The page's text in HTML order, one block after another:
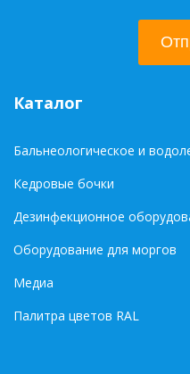
Каталог
Бальнеологическое и
Кедровые бочки
Дезинфекционное
Оборудование для моргов
Медиа
Палитра цветов RAL